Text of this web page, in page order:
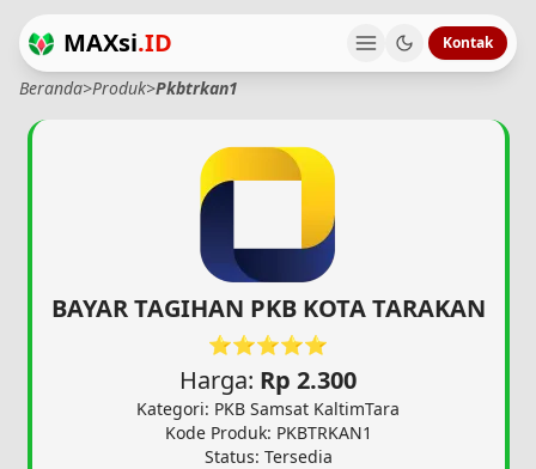
MAXsi.ID Kontak
Beranda>Produk>Pkbtrkan1
BAYAR TAGIHAN PKB KOTA TARAKAN
⭐⭐⭐⭐⭐
Harga: Rp 2.300
Kategori: PKB Samsat KaltimTara
Kode Produk: PKBTRKAN1
Status: Tersedia